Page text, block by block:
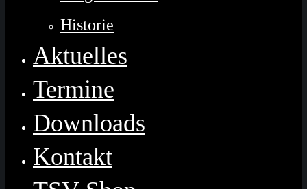
Historie
Aktuelles
Termine
Downloads
Kontakt